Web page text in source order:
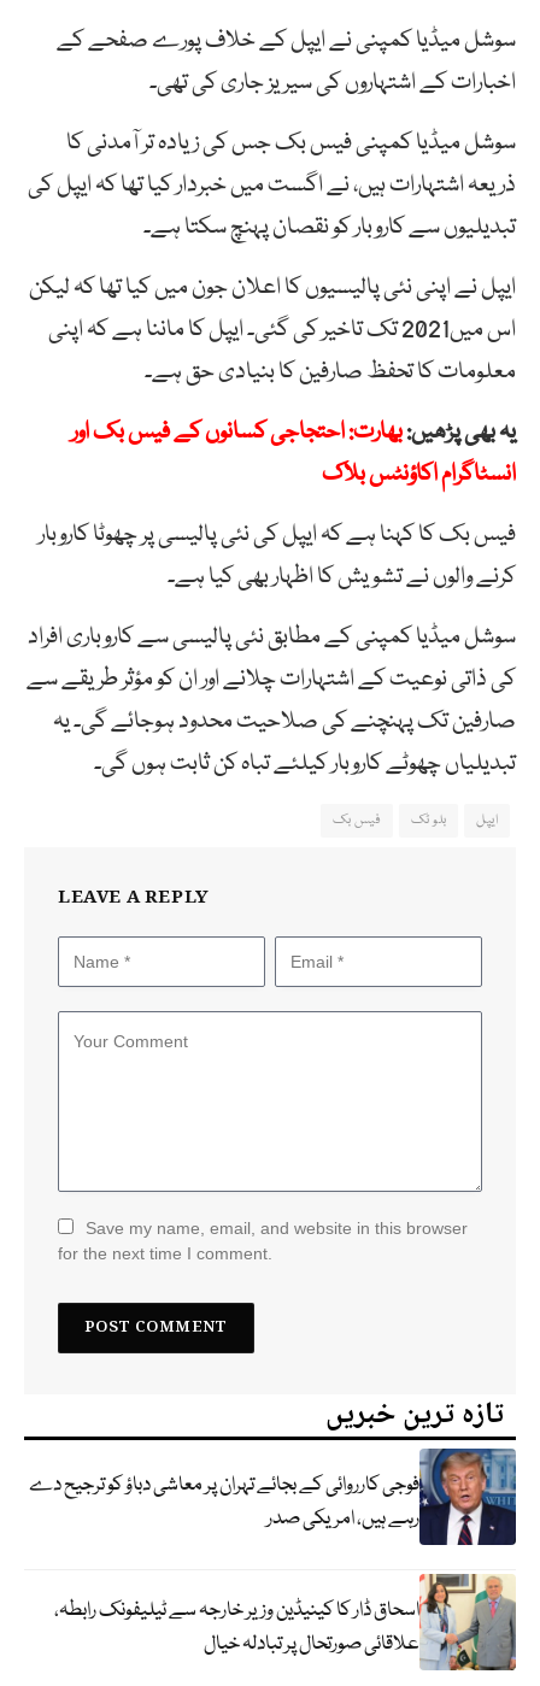
سوشل میڈیا کمپنی نے ایپل کے خلاف پورے صفحے کے
اخبارات کے اشتہاروں کی سیریز جاری کی تھی۔
سوشل میڈیا کمپنی فیس بک جس کی زیادہ تر آمدنی کا
ذریعہ اشتہارات ہیں، نے اگست میں خبردار کیا تھا کہ ایپل کی
تبدیلیوں سے کاروبار کو نقصان پہنچ سکتا ہے۔
ایپل نے اپنی نئی پالیسیوں کا اعلان جون میں کیا تھا کہ لیکن
اس میں2021 تک تاخیر کی گئی۔ ایپل کا ماننا ہے کہ اپنی
معلومات کا تحفظ صارفین کا بنیادی حق ہے۔
یہ بھی پڑھیں:بھارت: احتجاجی کسانوں کے فیس بک اور
انسٹاگرام اکاؤنٹس بلاک
فیس بک کا کہنا ہے کہ ایپل کی نئی پالیسی پر چھوٹا کاروبار
کرنے والوں نے تشویش کا اظہار بھی کیا ہے۔
سوشل میڈیا کمپنی کے مطابق نئی پالیسی سے کاروباری افراد
کی ذاتی نوعیت کے اشتہارات چلانے اور ان کو مؤثر طریقے سے
صارفین تک پہنچنے کی صلاحیت محدود ہوجائے گی۔ یہ
تبدیلیاں چھوٹے کاروبار کیلئے تباہ کن ثابت ہوں گی۔
ایپل بلو ٹک فیس بک
LEAVE A REPLY
Save my name, email, and website in this browser
for the next time I comment.
تازہ ترین خبریں
فوجی کارروائی کے بجائے تہران پر معاشی دباؤ کو ترجیح دے
رہے ہیں، امریکی صدر
اسحاق ڈار کا کینیڈین وزیر خارجہ سے ٹیلیفونک رابطہ،
علاقائی صورتحال پر تبادلہ خیال